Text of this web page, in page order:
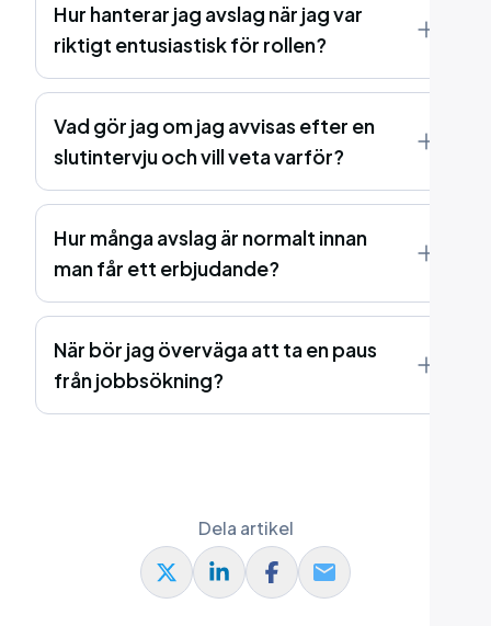
Hur hanterar jag avslag när jag var
riktigt entusiastisk för rollen?
Vad gör jag om jag avvisas efter en
slutintervju och vill veta varför?
Hur många avslag är normalt innan
man får ett erbjudande?
När bör jag överväga att ta en paus
från jobbsökning?
Dela artikel